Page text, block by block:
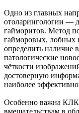
Одно из главных
отоларингологии —
гайморитов. Метод
гайморовых, лобных
определить наличие
патологические
чёткости
достоверную
наиболее
Особенно важна